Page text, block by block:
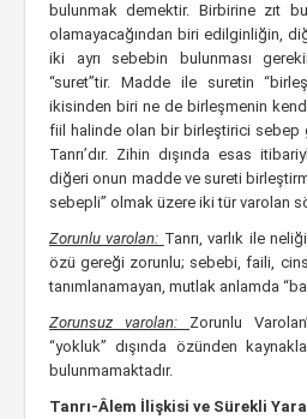
bulunmak demektir. Birbirine zıt
olamayacağından biri edilginliğin,
iki ayrı sebebin bulunması
“suret”tir. Madde ile suretin
ikisinden biri ne de birleşmenin
fiil halinde olan bir birleştirici sebep
Tanrı’dır. Zihin dışında esas
diğeri onun madde ve sureti
sebepli” olmak üzere iki tür varolan
Zorunlu varolan: Tanrı, varlık ile
özü gereği zorunlu; sebebi, faili,
tanımlanamayan, mutlak anlamda
Zorunsuz varolan: Zorunlu
“yokluk” dışında özünden
bulunmamaktadır.
Tanrı-Âlem İlişkisi ve Sürekli